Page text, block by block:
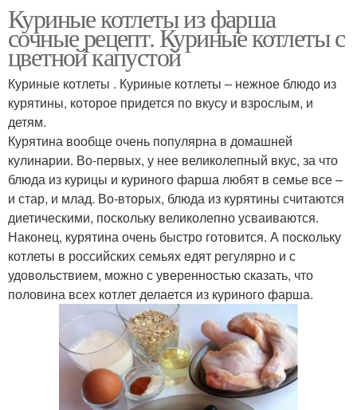
Куриные котлеты из фарша
сочные рецепт. Куриные котлеты с
цветной капустой
Куриные котлеты . Куриные котлеты – нежное блюдо из
курятины, которое придется по вкусу и взрослым, и
детям.
Курятина вообще очень популярна в домашней
кулинарии. Во-первых, у нее великолепный вкус, за что
блюда из курицы и куриного фарша любят в семье все –
и стар, и млад. Во-вторых, блюда из курятины считаются
диетическими, поскольку великолепно усваиваются.
Наконец, курятина очень быстро готовится. А поскольку
котлеты в российских семьях едят регулярно и с
удовольствием, можно с уверенностью сказать, что
половина всех котлет делается из куриного фарша.